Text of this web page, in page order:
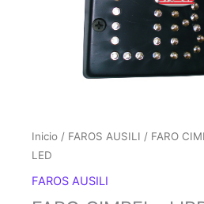
Inicio / FAROS AUSILI / FARO
LED
FAROS AUSILI